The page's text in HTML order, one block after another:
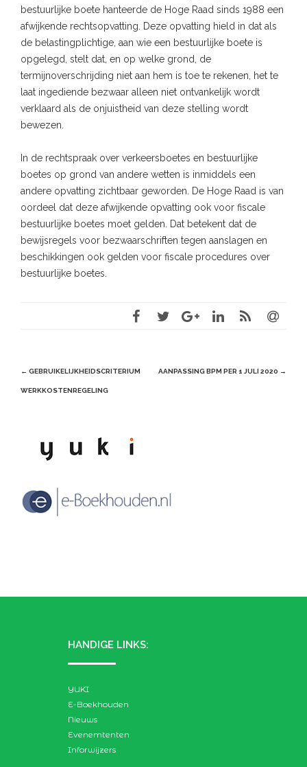
bestuurlijke boete hanteerde de Hoge Raad sinds 1988 een
afwijkende rechtsopvatting. Deze opvatting hield in dat als
de belastingplichtige, aan wie een bestuurlijke boete is
opgelegd, stelt dat, en op welke grond, de
termijnoverschrijding niet aan hem is toe te rekenen, het te
laat ingediende bezwaar alleen niet ontvankelijk wordt
verklaard als de onjuistheid van deze stelling wordt
bewezen.
In de rechtspraak over verkeersboetes en bestuurlijke
boetes op grond van andere wetten is inmiddels een
andere opvatting zichtbaar geworden. De Hoge Raad is van
oordeel dat deze afwijkende opvatting ook voor fiscale
bestuurlijke boetes moet gelden. Dat betekent dat de
bewijsregels voor bezwaarschriften tegen aanslagen en
beschikkingen ook gelden voor fiscale procedures over
bestuurlijke boetes.
Post
navigation
← GEBRUIKELIJKHEIDSCRITERIUM
WERKKOSTENREGELING
AANPASSING BPM PER 1 JULI 2020 →
HANDIGE LINKS:
YUKI
E-Boekhouden
Nieuws
Evenemtenten
Inforwijzers